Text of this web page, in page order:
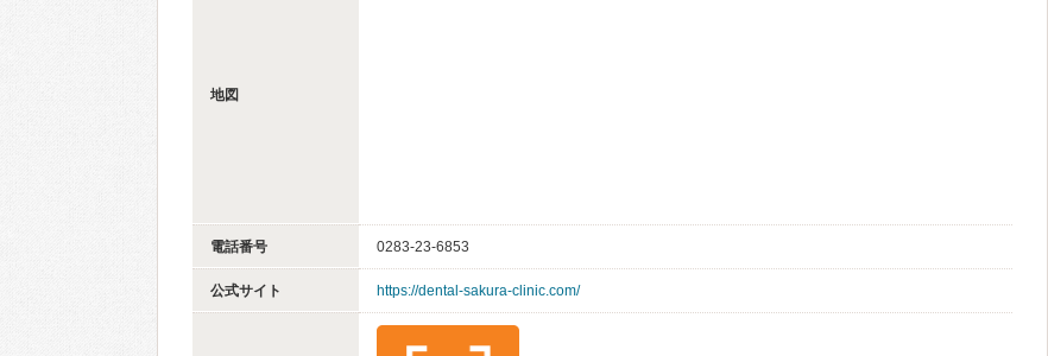
地図
電話番号 0283-23-6853
公式サイト https://dental-sakura-clinic.com/